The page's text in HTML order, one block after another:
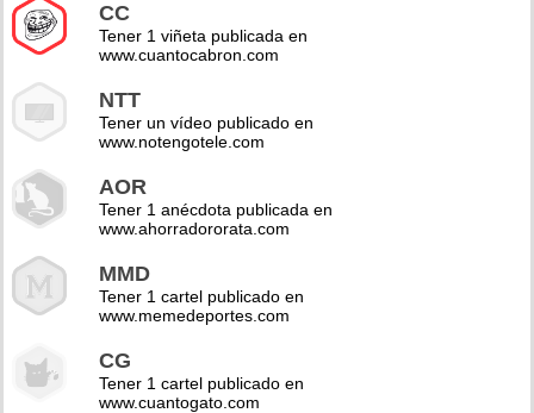
CC
Tener 1 viñeta publicada en
www.cuantocabron.com
NTT
Tener un vídeo publicado en
www.notengotele.com
AOR
Tener 1 anécdota publicada en
www.ahorradororata.com
MMD
Tener 1 cartel publicado en
www.memedeportes.com
CG
Tener 1 cartel publicado en
www.cuantogato.com